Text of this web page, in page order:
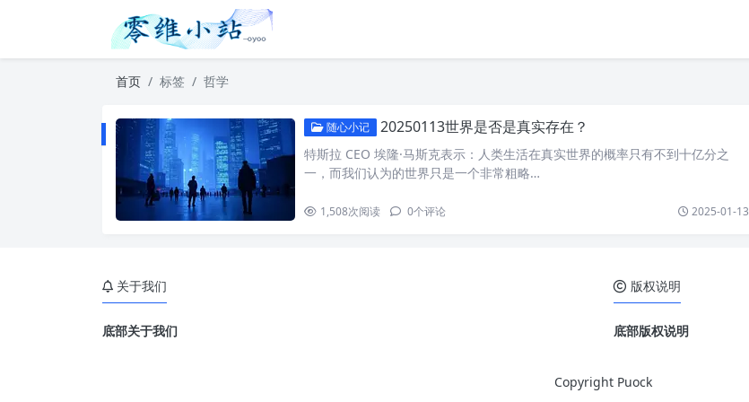
首页 标签 哲学
随心小记 20250113世界是否是真实存在？
特斯拉 CEO 埃隆·马斯克表示：人类生活在真实世界的概率只有不到十亿分之
一，而我们认为的世界只是一个非常粗略…
1,508次阅读 0个评论 2025-01-13
关于我们
底部关于我们
版权说明
底部版权说明
Copyright Puock